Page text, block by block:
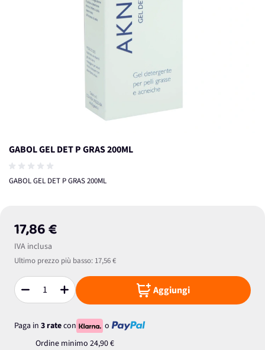
GABOL GEL DET P GRAS 200ML
GABOL GEL DET P GRAS 200ML
17,86 €
IVA inclusa
Ultimo prezzo più basso: 17,56 €
Quantità Aggiungi
Paga in 3 ratecon
o
Ordine minimo 24,90 €